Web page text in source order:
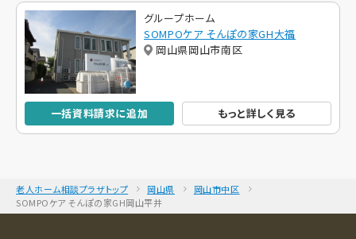
グループホーム
SOMPOケア そんぽの家GH大福
岡山県岡山市南区
一括資料請求に追加 もっと詳しく見る
老人ホーム相談プラザトップ 岡山県
岡山市中区
SOMPOケア そんぽの家GH岡山平井